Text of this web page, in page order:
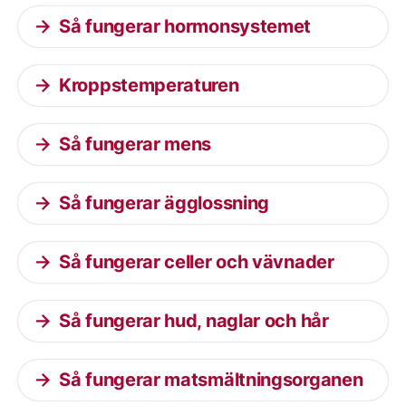
Så fungerar hormonsystemet
Kroppstemperaturen
Så fungerar mens
Så fungerar ägglossning
Så fungerar celler och vävnader
Så fungerar hud, naglar och hår
Så fungerar matsmältningsorganen